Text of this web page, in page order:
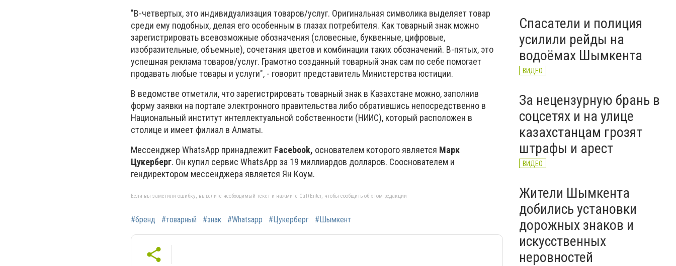
"В-четвертых, это индивидуализация товаров/услуг. Оригинальная символика выделяет товар
среди ему подобных, делая его особенным в глазах потребителя. Как товарный знак можно
зарегистрировать всевозможные обозначения (словесные, буквенные, цифровые,
изобразительные, объемные), сочетания цветов и комбинации таких обозначений. В-пятых, это
успешная реклама товаров/услуг. Грамотно созданный товарный знак сам по себе помогает
продавать любые товары и услуги", - говорит представитель Министерства юстиции.
В ведомстве отметили, что зарегистрировать товарный знак в Казахстане можно, заполнив
форму заявки на портале электронного правительства либо обратившись непосредственно в
Национальный институт интеллектуальной собственности (НИИС), который расположен в
столице и имеет филиал в Алматы.
Мессенджер WhatsApp принадлежит Facebook, основателем которого является Марк
Цукерберг. Он купил сервис WhatsApp за 19 миллиардов долларов. Сооснователем и
гендиректором мессенджера является Ян Коум.
Если вы заметили ошибку, выделите необходимый текст и нажмите Ctrl+Enter, чтобы сообщить об этом редакции
#бренд #товарный #знак #Whatsapp #Цукерберг #Шымкент
Спасатели и полиция
усилили рейды на
водоёмах Шымкента
ВИДЕО
За нецензурную брань в
соцсетях и на улице
казахстанцам грозят
штрафы и арест
ВИДЕО
Жители Шымкента
добились установки
дорожных знаков и
искусственных
неровностей